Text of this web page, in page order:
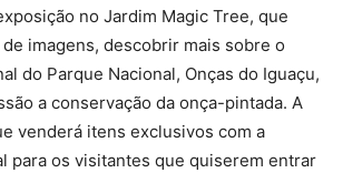
no Jardim Magic Tree, que
imagens, descobrir mais sobre o
do Parque Nacional, Onças do Iguaçu,
a conservação da onça-pintada. A
venderá itens exclusivos com a
para os visitantes que quiserem entrar